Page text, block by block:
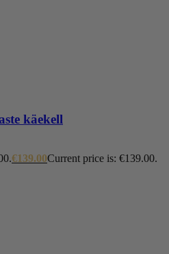
käekell
€139.00Current price is: €139.00.